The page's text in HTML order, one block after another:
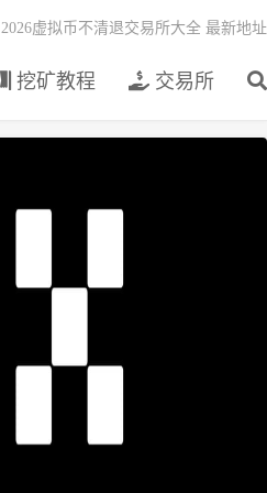
挖矿教程 交易所
2026虚拟币不清退交易所大全 最新地址